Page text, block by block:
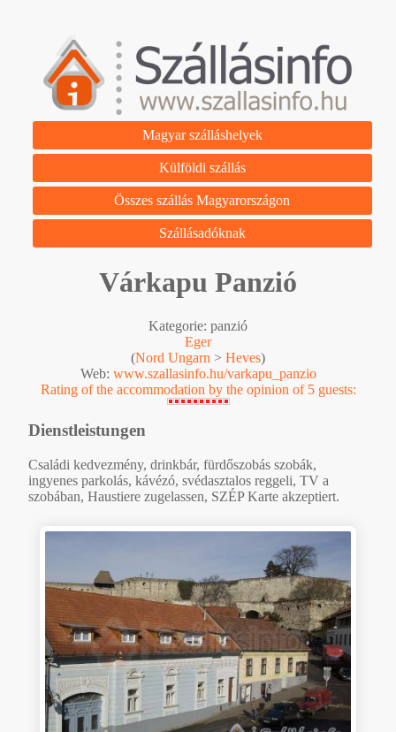
Magyar szálláshelyek
Külföldi szállás
Összes szállás Magyarországon
Szállásadóknak
Várkapu Panzió
Kategorie: panzió
Eger
(Nord Ungarn > Heves)
Web: www.szallasinfo.hu/varkapu_panzio
Rating of the accommodation by the opinion of 5 guests:
Dienstleistungen
Családi kedvezmény, drinkbár, fürdőszobás szobák,
ingyenes parkolás, kávézó, svédasztalos reggeli, TV a
szobában, Haustiere zugelassen, SZÉP Karte akzeptiert.